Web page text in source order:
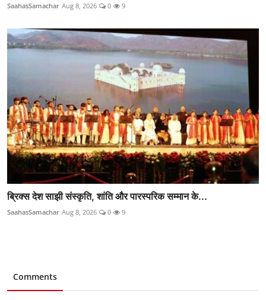
SaahasSamachar Aug 8, 2026 0 9
ब्रिक्स देश साझी संस्कृति, शांति और पारस्परिक सम्मान के...
SaahasSamachar Aug 8, 2026 0 9
Comments